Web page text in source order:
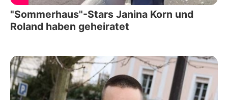
"Sommerhaus"-Stars Janina Korn und
Roland haben geheiratet